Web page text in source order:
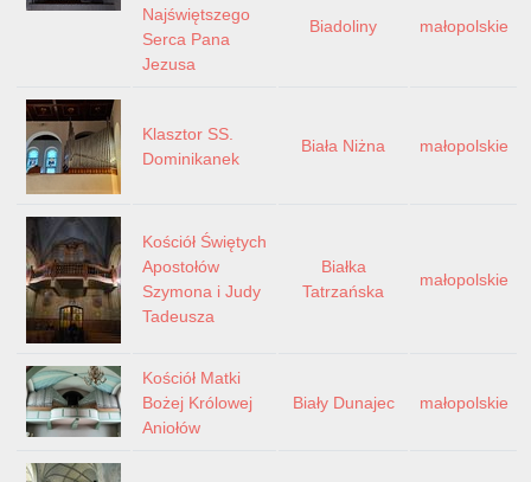
Najświętszego
Serca Pana
Jezusa
Biadoliny małopolskie
Klasztor SS.
Dominikanek
Biała Niżna małopolskie
Kościół Świętych
Apostołów
Szymona i Judy
Tadeusza
Białka
Tatrzańska
małopolskie
Kościół Matki
Bożej Królowej
Aniołów
Biały Dunajec małopolskie